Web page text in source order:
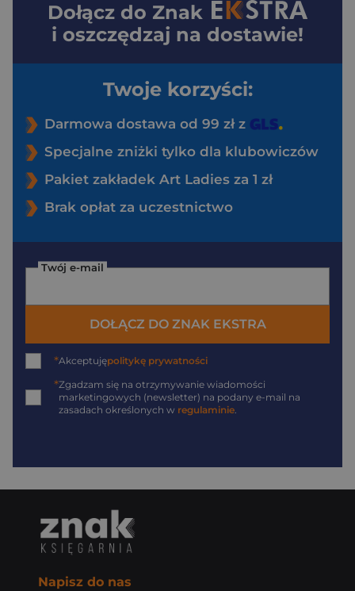
Dołącz do Znak
i oszczędzaj na dostawie!
Twoje korzyści:
Darmowa dostawa od 99 zł z
Specjalne zniżki tylko dla klubowiczów
Pakiet zakładek Art Ladies za 1 zł
Brak opłat za uczestnictwo
Twój e-mail
DOŁĄCZ DO ZNAK EKSTRA
*Akceptujępolitykę prywatności
*Zgadzam się na otrzymywanie wiadomości
marketingowych (newsletter) na podany e-mail na
zasadach określonych w regulaminie.
Napisz do nas